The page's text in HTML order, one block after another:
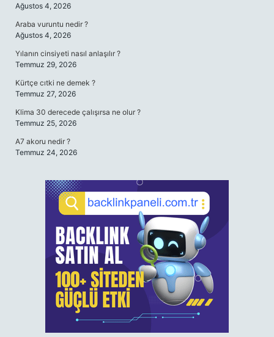
Ağustos 4, 2026
Araba vuruntu nedir ?
Ağustos 4, 2026
Yılanın cinsiyeti nasıl anlaşılır ?
Temmuz 29, 2026
Kürtçe cıtki ne demek ?
Temmuz 27, 2026
Klima 30 derecede çalışırsa ne olur ?
Temmuz 25, 2026
A7 akoru nedir ?
Temmuz 24, 2026